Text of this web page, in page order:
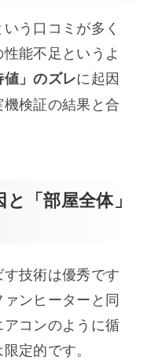
う口コミが多く
能不足というよ
値」のズレに起因
検証の結果と合
「部屋全体」
技術は優秀です
ンヒーターと同
コンのように循
定的です。